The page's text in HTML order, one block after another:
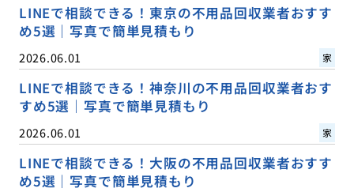
LINEで相談できる！東京の不用品回収業者おすす
め5選｜写真で簡単見積もり
2026.06.01 家
LINEで相談できる！神奈川の不用品回収業者おす
すめ5選｜写真で簡単見積もり
2026.06.01 家
LINEで相談できる！大阪の不用品回収業者おすす
め5選｜写真で簡単見積もり